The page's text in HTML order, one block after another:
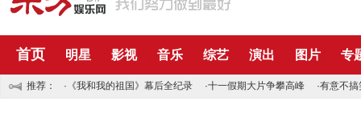
首页 明星 影视 音乐 综艺 演出 图片 专
推荐： · 《我和我的祖国》幕后全纪录 ·十一假期大片争攀高峰 ·有意不搞